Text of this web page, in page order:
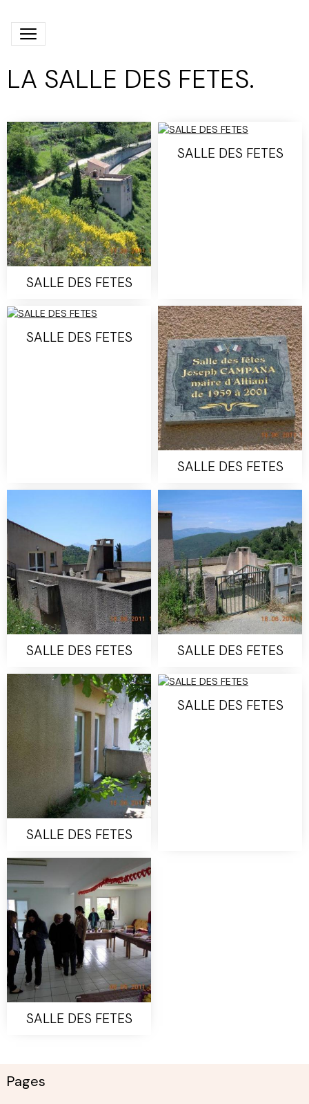
LA SALLE DES FETES.
SALLE DES FETES
SALLE DES FETES
SALLE DES FETES
SALLE DES FETES
SALLE DES FETES SALLE DES FETES
SALLE DES FETES
SALLE DES FETES
SALLE DES FETES
Pages